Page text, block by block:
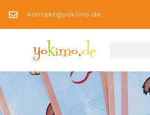
kontakt@yokimo.de